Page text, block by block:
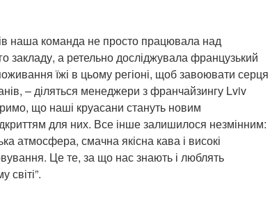
наша команда не просто працювала над
закладу, а ретельно досліджувала французький
їжі в цьому регіоні, щоб завоювати серця
– діляться менеджери з франчайзингу Lviv
що наші круасани стануть новим
для них. Все інше залишилося незмінним:
атмосфера, смачна якісна кава і високі
Це те, за що нас знають і люблять
світі”.